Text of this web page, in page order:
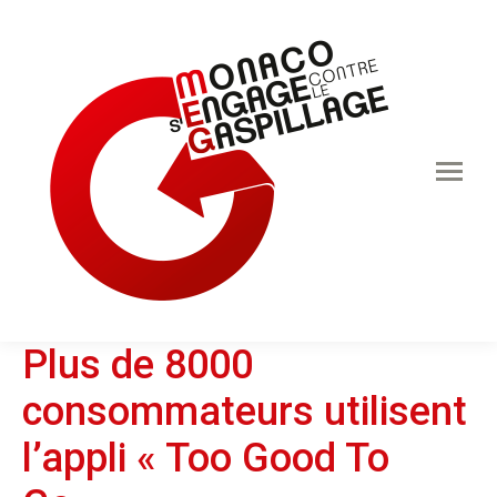
Plus de 8000
consommateurs utilisent
l’appli « Too Good To